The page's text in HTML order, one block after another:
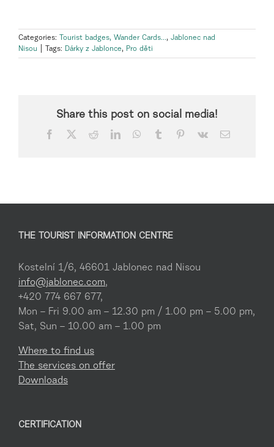
Categories: Tourist badges, Wander Cards..., Jablonec nad
Nisou
Tags: Dárky z Jablonce, Pro děti
Share this post on social media!
Facebook RedditLinkedInWhatsApp
Tumblr Pinterest
Vk Email
THE TOURIST INFORMATION CENTRE
Kostelní 1/6, 46601 Jablonec nad Nisou
info@jablonec.com,
+420 774 667 677,
Mon – Fri 9.00 am – 12.30 pm / 1.00 pm – 5.00 pm,
Sat, Sun – 10.00 am – 1.00 pm
Where to find us
The services on offer
Downloads
CERTIFICATION